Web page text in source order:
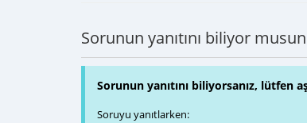
Sorunun yanıtını biliyor
Sorunun yanıtını biliyorsanız, lütfen
Soruyu yanıtlarken: